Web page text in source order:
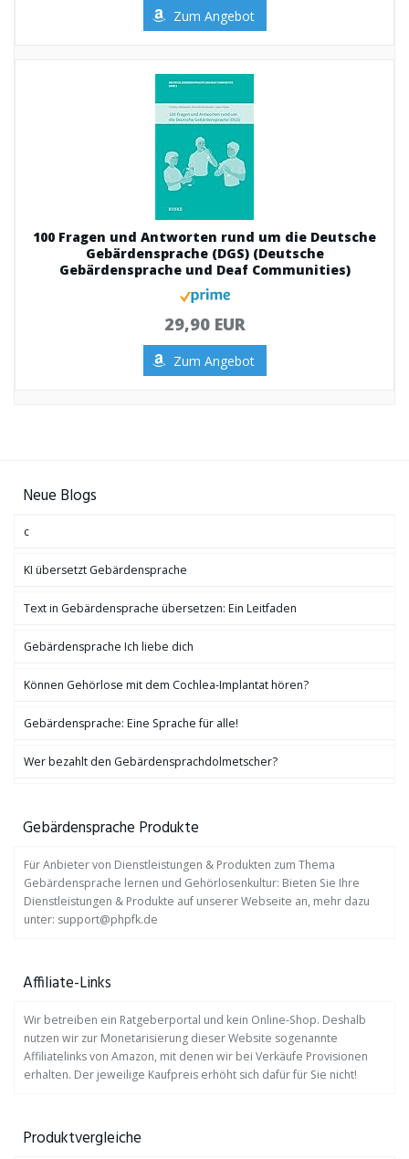
Zum Angebot
100 Fragen und Antworten rund um die Deutsche
Gebärdensprache (DGS) (Deutsche
Gebärdensprache und Deaf Communities)
29,90 EUR
Zum Angebot
Neue Blogs
c
KI übersetzt Gebärdensprache
Text in Gebärdensprache übersetzen: Ein Leitfaden
Gebärdensprache Ich liebe dich
Können Gehörlose mit dem Cochlea-Implantat hören?
Gebärdensprache: Eine Sprache für alle!
Wer bezahlt den Gebärdensprachdolmetscher?
Gebärdensprache Produkte
Für Anbieter von Dienstleistungen & Produkten zum Thema
Gebärdensprache lernen und Gehörlosenkultur: Bieten Sie Ihre
Dienstleistungen & Produkte auf unserer Webseite an, mehr dazu
unter: support@phpfk.de
Affiliate-Links
Wir betreiben ein Ratgeberportal und kein Online-Shop. Deshalb
nutzen wir zur Monetarisierung dieser Website sogenannte
Affiliatelinks von Amazon, mit denen wir bei Verkäufe Provisionen
erhalten. Der jeweilige Kaufpreis erhöht sich dafür für Sie nicht!
Produktvergleiche